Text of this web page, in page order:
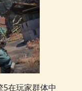
在玩家群体中